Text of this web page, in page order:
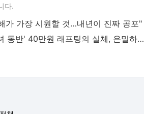
다.
가 가장 시원할 것…내년이 진짜 공포"
'미녀 동반' 40만원 래프팅의 실체, 은밀하게…[중국나라]